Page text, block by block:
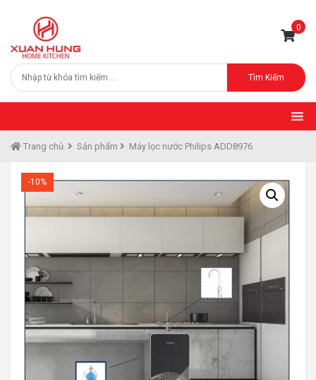
0
Tìm Kiếm
Trang chủ Sản phẩm Máy lọc nước Philips ADD8976
-10%